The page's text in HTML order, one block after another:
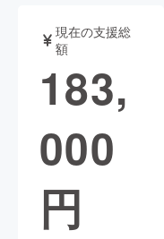
音楽
ゲーム・サ
現在の支援総
額
183,
000
円